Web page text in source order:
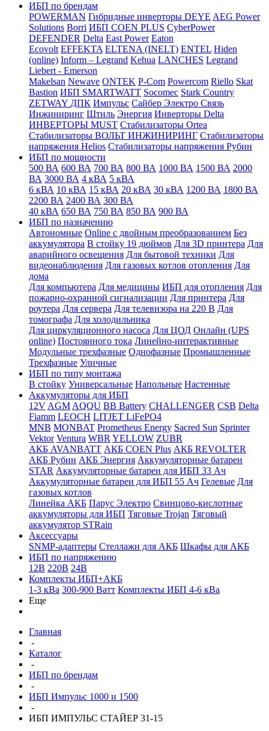
ИБП по брендам
POWERMAN Гибридные инверторы DEYE AEG Power
Solutions Borri ИБП COEN PLUS CyberPower
DEFENDER Delta East Power Eaton
Ecovolt EFFEKTA ELTENA (INELT) ENTEL Hiden
(online) Inform – Legrand Kehua LANCHES Legrand
Liebert - Emerson
Makelsan Newave ONTEK P-Com Powercom Riello Skat
Bastion ИБП SMARTWATT Socomec Stark Country
ZETWAY ДПК Импульс Сайбер Электро Связь
Инжиниринг Штиль Энергия Инверторы Delta
ИНВЕРТОРЫ MUST Стабилизаторы Ortea
Стабилизаторы ВОЛЬТ ИНЖИНИРИНГ Стабилизаторы
напряжения Helios Стабилизаторы напряжения Рубин
ИБП по мощности
500 ВА 600 ВА 700 ВА 800 ВА 1000 ВА 1500 ВА 2000
ВА 3000 ВА 4 кВА 5 кВА
6 кВА 10 кВА 15 кВА 20 кВА 30 кВА 1200 ВА 1800 ВА
2200 ВА 2400 ВА 300 ВА
40 кВА 650 ВА 750 ВА 850 ВА 900 ВА
ИБП по назначению
Автономные Online с двойным преобразованием Без
аккумулятора В стойку 19 дюймов Для 3D принтера Для
аварийного освещения Для бытовой техники Для
видеонаблюдения Для газовых котлов отопления Для
дома
Для компьютера Для медицины ИБП для отопления Для
пожарно-охранной сигнализации Для принтера Для
роутера Для сервера Для телевизора на 220 В Для
томографа Для холодильника
Для циркуляционного насоса Для ЦОД Онлайн (UPS
online) Постоянного тока Линейно-интерактивные
Модульные трехфазные Однофазные Промышленные
Трехфазные Уличные
ИБП по типу монтажа
В стойку Универсальные Напольные Настенные
Аккумуляторы для ИБП
12V AGM AQQU BB Battery CHALLENGER CSB Delta
Fiamm LEOCH LITJET LiFePO4
MNB MONBAT Prometheus Energy Sacred Sun Sprinter
Vektor Ventura WBR YELLOW ZUBR
АКБ AVANBATT АКБ COEN Plus АКБ REVOLTER
АКБ Рубин АКБ Энергия Аккумуляторные батареи
STAR Аккумуляторные батареи для ИБП 33 Ач
Аккумуляторные батареи для ИБП 55 Ач Гелевые Для
газовых котлов
Линейка АКБ Парус Электро Свинцово-кислотные
аккумуляторы для ИБП Тяговые Trojan Тяговый
аккумулятор STRain
Аксессуары
SNMP-адаптеры Стеллажи для АКБ Шкафы для АКБ
ИБП по напряжению
12В 220В 24В
Комплекты ИБП+АКБ
1-3 кВа 300-900 Ватт Комплекты ИБП 4-6 кВа
Еще
Главная
-
Каталог
-
ИБП по брендам
-
ИБП Импульс 1000 и 1500
-
ИБП ИМПУЛЬС СТАЙЕР 31-15